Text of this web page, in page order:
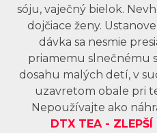
sóju, vaječný bielok.
dojčiace ženy.
dávka sa nesmie
priamemu slnečnému
dosahu malých detí, v
uzavretom obale pri
Nepoužívajte ako
DTX TEA - ZLEPŠÍ